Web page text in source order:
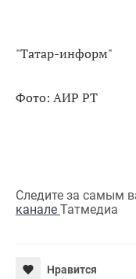
"Татар-информ"
Фото: АИР РТ
Следите за самым
канале Татмедиа
Нравится